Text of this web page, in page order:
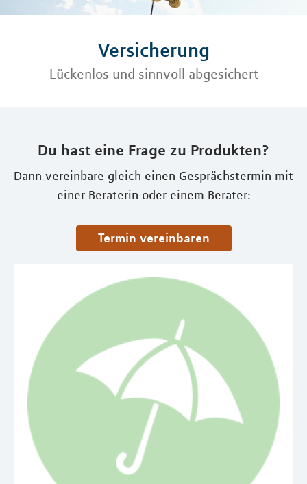
Versicherung
Lückenlos und sinnvoll abgesichert
Du hast eine Frage zu Produkten?
Dann vereinbare gleich einen Gesprächstermin mit
einer Beraterin oder einem Berater:
Termin vereinbaren